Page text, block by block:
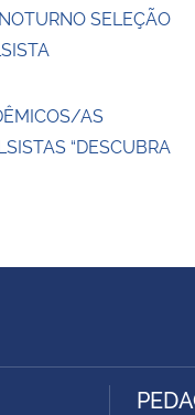
SELEÇÃO
AS
“DESCUBRA